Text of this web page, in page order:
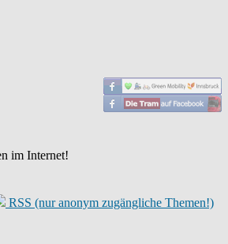
im Internet!
RSS (nur anonym zugängliche Themen!)